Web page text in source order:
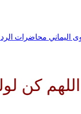
اليماني محاضرات